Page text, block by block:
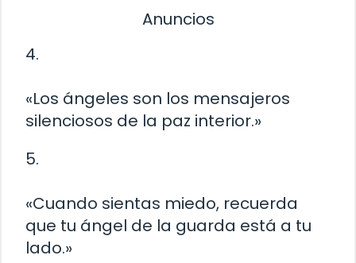
Anuncios
4.
«Los ángeles son los mensajeros
silenciosos de la paz interior.»
5.
«Cuando sientas miedo, recuerda
que tu ángel de la guarda está a tu
lado.»